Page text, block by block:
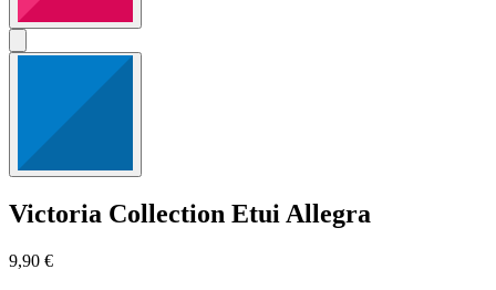
Victoria Collection Etui Allegra
9,90 €